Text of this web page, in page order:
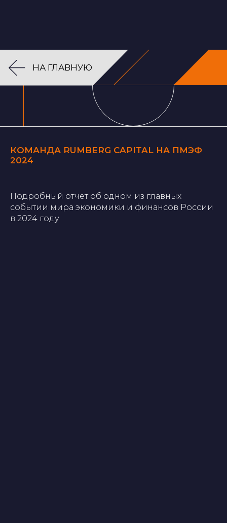
НА ГЛАВНУЮ
КОМАНДА RUMBERG CAPITAL НА ПМЭФ
2024
Подробный отчёт об одном из главных
событии мира экономики и финансов России
в 2024 году